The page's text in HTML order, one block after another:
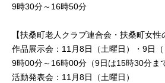
9時30分～16時50分
【扶桑町老人クラブ連合会・扶桑町女性
作品展示会：11月8日（土曜日）・9日（
9時00分～16時00分（9日は15時30分ま
活動発表会：11月8日（土曜日）